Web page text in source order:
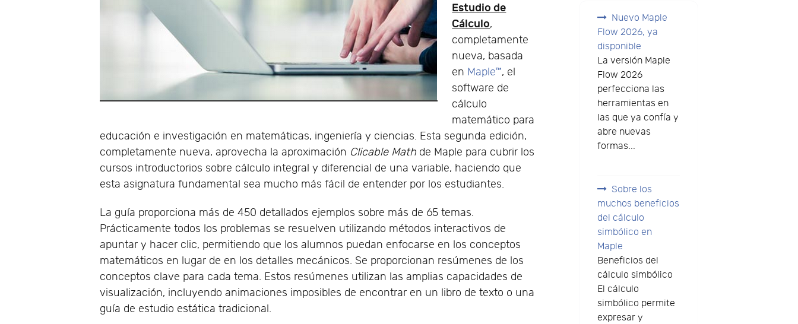
Estudio de
Cálculo,
completamente
nueva, basada
en Maple™, el
software de
cálculo
matemático para
educación e investigación en matemáticas, ingeniería y ciencias. Esta segunda edición,
completamente nueva, aprovecha la aproximación Clicable Math de Maple para cubrir los
cursos introductorios sobre cálculo integral y diferencial de una variable, haciendo que
esta asignatura fundamental sea mucho más fácil de entender por los estudiantes.
La guía proporciona más de 450 detallados ejemplos sobre más de 65 temas.
Prácticamente todos los problemas se resuelven utilizando métodos interactivos de
apuntar y hacer clic, permitiendo que los alumnos puedan enfocarse en los conceptos
matemáticos en lugar de en los detalles mecánicos. Se proporcionan resúmenes de los
conceptos clave para cada tema. Estos resúmenes utilizan las amplias capacidades de
visualización, incluyendo animaciones imposibles de encontrar en un libro de texto o una
guía de estudio estática tradicional.
Nuevo Maple
Flow 2026, ya
disponible
La versión Maple
Flow 2026
perfecciona las
herramientas en
las que ya confía y
abre nuevas
formas...
Sobre los
muchos beneficios
del cálculo
simbólico en
Maple
Beneficios del
cálculo simbólico
El cálculo
simbólico permite
expresar y